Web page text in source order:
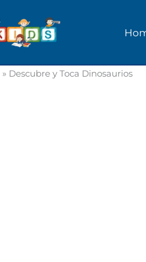
» Descubre y Toca Dinosaurios